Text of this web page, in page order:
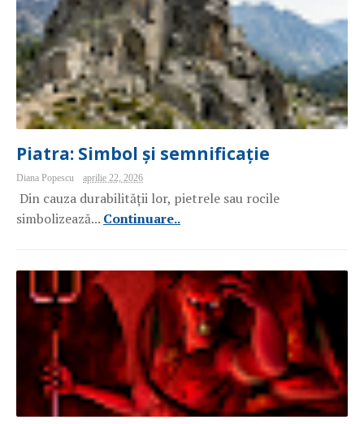
Piatra: Simbol și semnificație
Diana Popescu aprilie 22, 2026
Din cauza durabilității lor, pietrele sau rocile
simbolizează... Continuare..